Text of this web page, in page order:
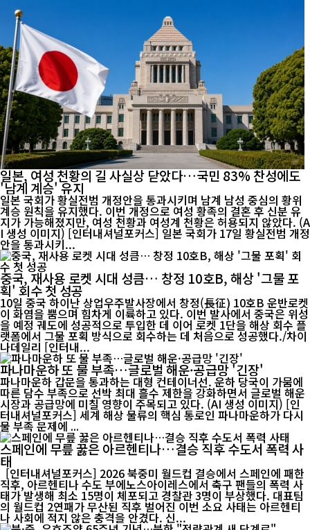
일본, 여성 천황의 길 사실상 닫았다…국민 83% 찬성에도
'남계 계승' 유지
일본 국회가 황실전범 개정안을 통과시키며 남계 남성 중심의 황위
계승 원칙을 유지했다. 이번 개정으로 여성 황족의 결혼 후 신분 유
지가 가능해졌지만, 여성 천황과 여성계 천황은 허용되지 않았다. (A
I 생성 이미지) [인터내셔널포커스] 일본 국회가 17일 황실전범 개정
안을 통과시키...
중국, 재사용 로켓 시대 성큼… 창정 10호B, 해상 '그물 포
획' 회수 첫 성공
10일 중국 하이난 상업우주발사장에서 창정(長征) 10호B 운반로켓
이 화염을 뿜으며 힘차게 이륙하고 있다. 이번 발사에서 중국은 위성
을 예정 궤도에 성공적으로 투입한 데 이어 로켓 1단을 해상 회수 플
랫폼에서 그물 포획 방식으로 회수하는 데 처음으로 성공했다./차이
나데일리 [인터내...
파나마운하 또 물 부족…글로벌 해운·공급망 '긴장'
파나마운하 갑문을 통과하는 대형 컨테이너선. 운하 당국이 가뭄에
따른 담수 부족으로 선박 최대 흘수 제한을 강화하면서 글로벌 해운
시장과 공급망에 미칠 영향이 주목되고 있다. (AI 생성 이미지) [인
터내셔널포커스] 세계 해상 물류의 핵심 통로인 파나마운하가 다시
물 부족 문제에 ...
스페인에 무릎 꿇은 아르헨티나…결승 직후 수도서 폭력 사
태
[인터내셔널포커스] 2026 북중미 월드컵 결승에서 스페인에 패한
직후, 아르헨티나 수도 부에노스아이레스에서 축구 팬들의 폭력 사
태가 발생해 최소 15명이 체포되고 경찰관 3명이 부상했다. 대표팀
의 월드컵 2연패가 무산된 직후 벌어진 이번 소요 사태는 아르헨티
나 사회에 적지 않은 충격을 안겼다. 신...